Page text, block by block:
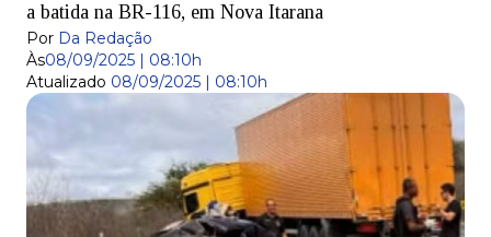
a batida na BR-116, em Nova Itarana
Por Da Redação
Às08/09/2025 | 08:10h
Atualizado 08/09/2025 | 08:10h